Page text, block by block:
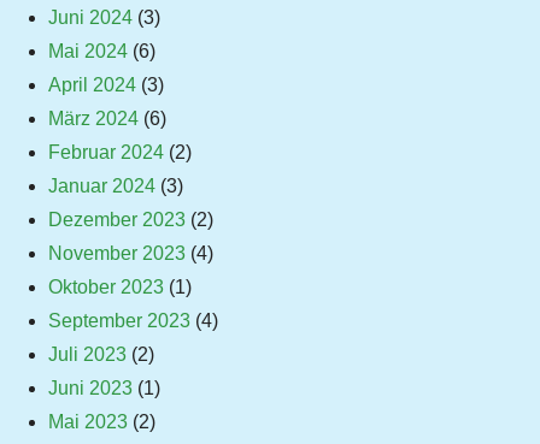
Juni 2024 (3)
Mai 2024 (6)
April 2024 (3)
März 2024 (6)
Februar 2024 (2)
Januar 2024 (3)
Dezember 2023 (2)
November 2023 (4)
Oktober 2023 (1)
September 2023 (4)
Juli 2023 (2)
Juni 2023 (1)
Mai 2023 (2)